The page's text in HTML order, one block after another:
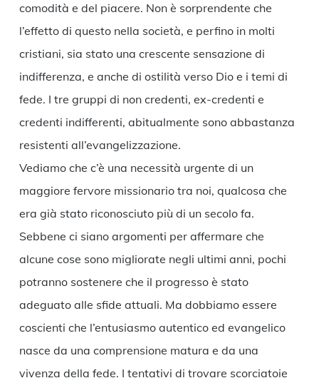
comodità e del piacere. Non è sorprendente che
l’effetto di questo nella società, e perfino in molti
cristiani, sia stato una crescente sensazione di
indifferenza, e anche di ostilità verso Dio e i temi di
fede. I tre gruppi di non credenti, ex-credenti e
credenti indifferenti, abitualmente sono abbastanza
resistenti all’evangelizzazione.
Vediamo che c’è una necessità urgente di un
maggiore fervore missionario tra noi, qualcosa che
era già stato riconosciuto più di un secolo fa.
Sebbene ci siano argomenti per affermare che
alcune cose sono migliorate negli ultimi anni, pochi
potranno sostenere che il progresso è stato
adeguato alle sfide attuali. Ma dobbiamo essere
coscienti che l’entusiasmo autentico ed evangelico
nasce da una comprensione matura e da una
vivenza della fede. I tentativi di trovare scorciatoie